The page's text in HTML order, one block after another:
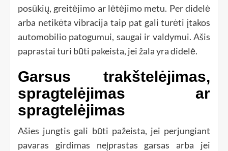
posūkių, greitėjimo ar lėtėjimo metu. Per didelė
arba netikėta vibracija taip pat gali turėti įtakos
automobilio patogumui, saugai ir valdymui. Ašis
paprastai turi būti pakeista, jei žala yra didelė.
Garsus trakštelėjimas,
spragtelėjimas ar
spragtelėjimas
Ašies jungtis gali būti pažeista, jei perjungiant
pavaras girdimas neįprastas garsas arba jei